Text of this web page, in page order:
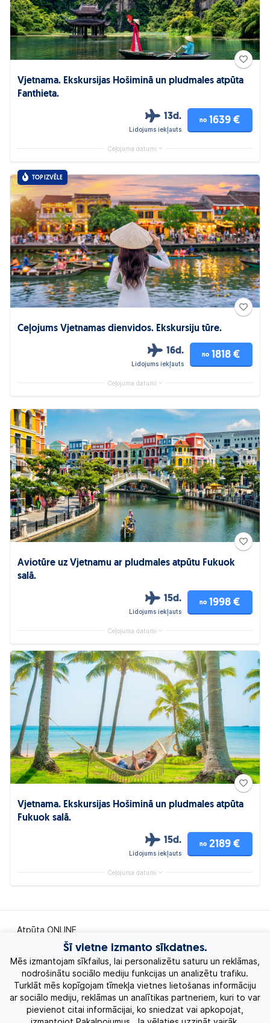
Vjetnama. Ekskursijas Hošiminā un pludmales atpūta
Fanthieta.
13d.
Lidojums iekļauts
no 1639 €
Ceļojuma datumi
TOP IZVĒLE
Ceļojums Vjetnamas dienvidos. Ekskursiju tūre.
16d.
Lidojums iekļauts
no 1818 €
Ceļojuma datumi
Aviotūre uz Vjetnamu ar pludmales atpūtu Fukuok
salā.
15d.
Lidojums iekļauts
no 1998 €
Ceļojuma datumi
Vjetnama. Ekskursijas Hošiminā un pludmales atpūta
Fukuok salā.
15d.
Lidojums iekļauts
no 2189 €
Ceļojuma datumi
Atpūta ONLINE
Ekskursiju ceļojumi
Eksotiskie ceļojumi
Labākie piedāvājumi
Šī vietne izmanto sīkdatnes.
Mēs izmantojam sīkfailus, lai personalizētu saturu un reklāmas,
nodrošinātu sociālo mediju funkcijas un analizētu trafiku.
Turklāt mēs kopīgojam tīmekļa vietnes lietošanas informāciju
ar sociālo mediju, reklāmas un analītikas partneriem, kuri to var
pievienot citai informācijai, ko sniedzat vai apkopojat,